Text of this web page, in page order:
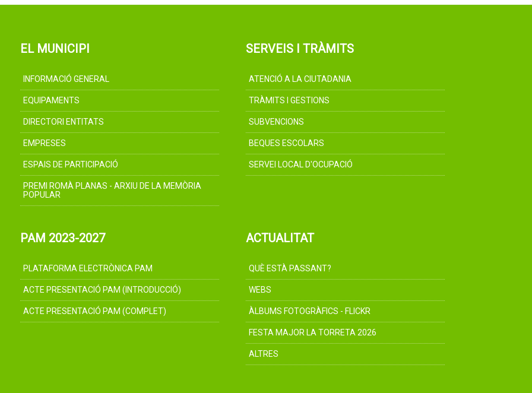
EL MUNICIPI
INFORMACIÓ GENERAL
EQUIPAMENTS
DIRECTORI ENTITATS
EMPRESES
ESPAIS DE PARTICIPACIÓ
PREMI ROMÀ PLANAS - ARXIU DE LA MEMÒRIA
POPULAR
SERVEIS I TRÀMITS
ATENCIÓ A LA CIUTADANIA
TRÀMITS I GESTIONS
SUBVENCIONS
BEQUES ESCOLARS
SERVEI LOCAL D'OCUPACIÓ
PAM 2023-2027
PLATAFORMA ELECTRÒNICA PAM
ACTE PRESENTACIÓ PAM (INTRODUCCIÓ)
ACTE PRESENTACIÓ PAM (COMPLET)
ACTUALITAT
QUÈ ESTÀ PASSANT?
WEBS
ÀLBUMS FOTOGRÀFICS - FLICKR
FESTA MAJOR LA TORRETA 2026
ALTRES